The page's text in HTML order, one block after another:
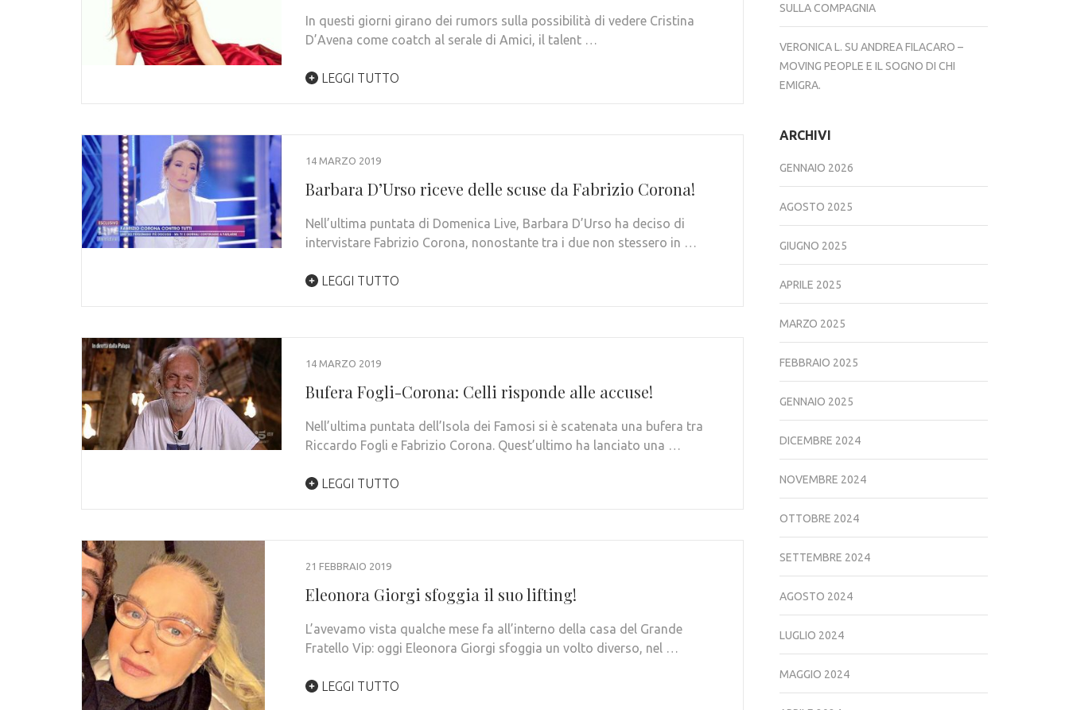
In questi giorni girano dei rumors sulla possibilità di vedere Cristina
D’Avena come coatch al serale di Amici, il talent …
LEGGI TUTTO
14 MARZO 2019
Barbara D’Urso riceve delle scuse da Fabrizio Corona!
Nell’ultima puntata di Domenica Live, Barbara D’Urso ha deciso di
intervistare Fabrizio Corona, nonostante tra i due non stessero in …
LEGGI TUTTO
14 MARZO 2019
Bufera Fogli-Corona: Celli risponde alle accuse!
Nell’ultima puntata dell’Isola dei Famosi si è scatenata una bufera tra
Riccardo Fogli e Fabrizio Corona. Quest’ultimo ha lanciato una …
LEGGI TUTTO
21 FEBBRAIO 2019
Eleonora Giorgi sfoggia il suo lifting!
L’avevamo vista qualche mese fa all’interno della casa del Grande
Fratello Vip: oggi Eleonora Giorgi sfoggia un volto diverso, nel …
LEGGI TUTTO
SULLA COMPAGNIA
VERONICA L. SU ANDREA FILACARO –
MOVING PEOPLE E IL SOGNO DI CHI
EMIGRA.
ARCHIVI
GENNAIO 2026
AGOSTO 2025
GIUGNO 2025
APRILE 2025
MARZO 2025
FEBBRAIO 2025
GENNAIO 2025
DICEMBRE 2024
NOVEMBRE 2024
OTTOBRE 2024
SETTEMBRE 2024
AGOSTO 2024
LUGLIO 2024
MAGGIO 2024